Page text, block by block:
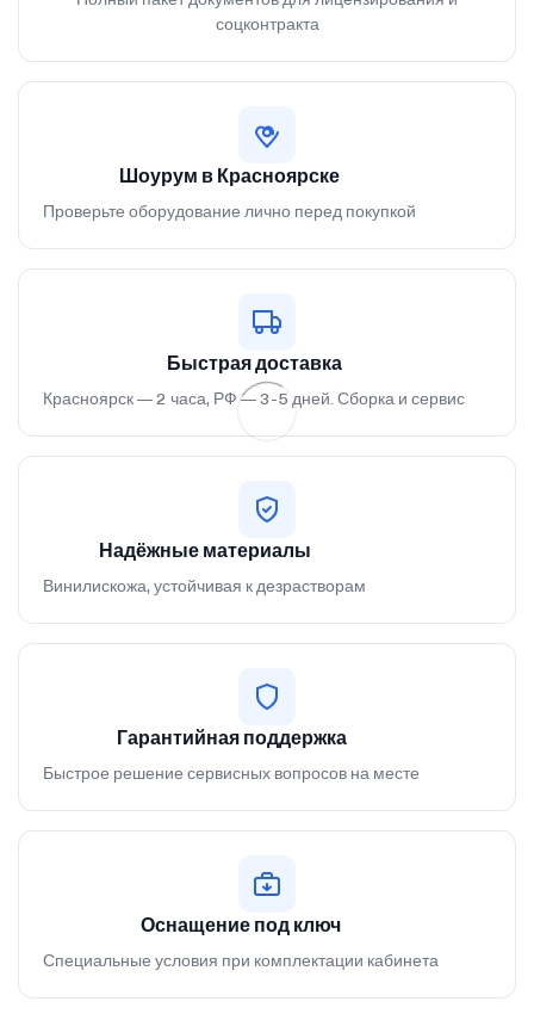
соцконтракта
Шоурум в Красноярске
Проверьте оборудование лично перед покупкой
Быстрая доставка
Красноярск — 2 часа, РФ — 3-5 дней. Сборка и сервис
Надёжные материалы
Винилискожа, устойчивая к дезрастворам
Гарантийная поддержка
Быстрое решение сервисных вопросов на месте
Оснащение под ключ
Специальные условия при комплектации кабинета